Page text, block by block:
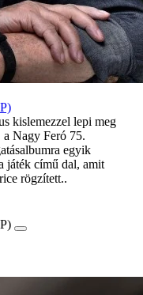
kislemezzel lepi meg
Nagy Feró 75.
egyik
játék című dal, amit
rögzített..